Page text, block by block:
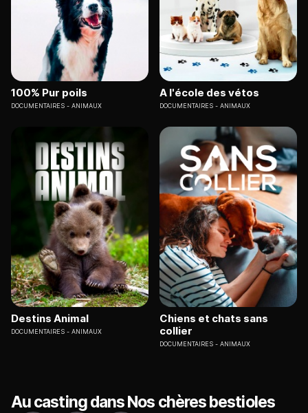
100% Pur poils
DOCUMENTAIRES ANIMAUX
A l'école des vétos
DOCUMENTAIRES ANIMAUX
Destins Animal
DOCUMENTAIRES ANIMAUX
Chiens et chats sans
collier
DOCUMENTAIRES ANIMAUX
Au casting dans Nos chères bestioles